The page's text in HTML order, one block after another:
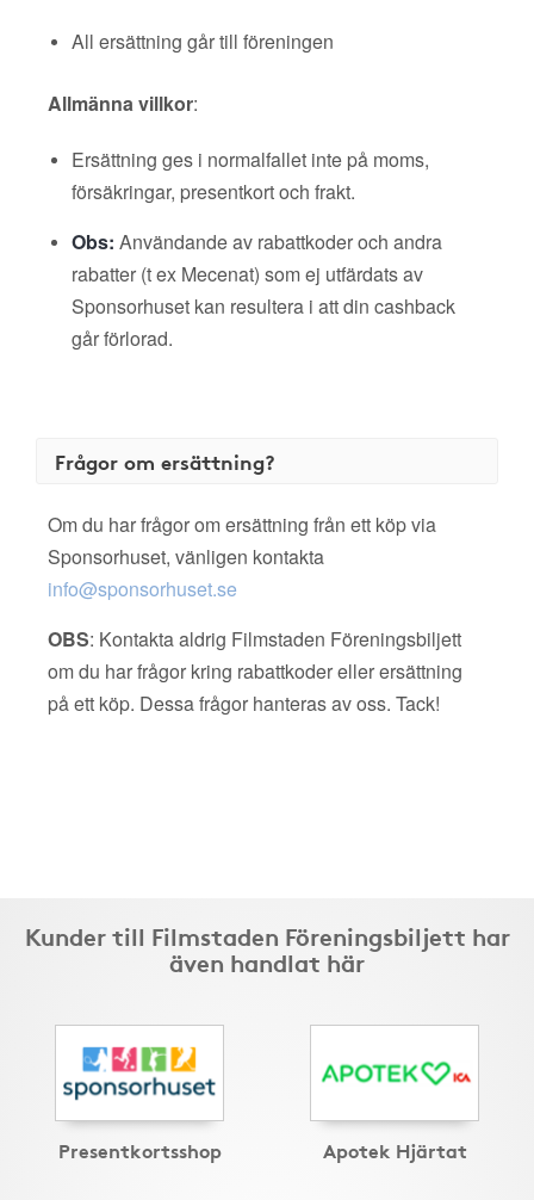
All ersättning går till föreningen
Allmänna villkor:
Ersättning ges i normalfallet inte på moms,
försäkringar, presentkort och frakt.
Obs: Användande av rabattkoder och andra
rabatter (t ex Mecenat) som ej utfärdats av
Sponsorhuset kan resultera i att din cashback
går förlorad.
Frågor om ersättning?
Om du har frågor om ersättning från ett köp via
Sponsorhuset, vänligen kontakta
info@sponsorhuset.se
OBS: Kontakta aldrig Filmstaden Föreningsbiljett
om du har frågor kring rabattkoder eller ersättning
på ett köp. Dessa frågor hanteras av oss. Tack!
Kunder till Filmstaden Föreningsbiljett har
även handlat här
Presentkortsshop Apotek Hjärtat